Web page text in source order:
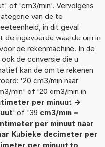
of 'cm3/min'. Vervolgens
van de te
in dit geval
de ingevoerde waarde om in
de rekenmachine. In de
de conversie die u
kan de om te rekenen
'20 cm3/min naar
min' of '20 cm3/min in
per minuut ->
' of '39 cm3/min =
per minuut naar
Kubieke decimeter per
per minuut to